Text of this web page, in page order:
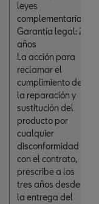
leyes
complementarias:
Garantía legal: 2
años
La acción para
reclamar el
cumplimiento de
la reparación y
sustitución del
producto por
cualquier
disconformidad
con el contrato,
prescribe a los
tres años desde
la entrega del